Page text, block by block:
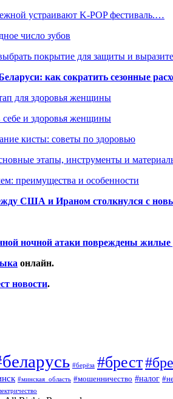
устраивают K-POP фестиваль.…
число зубов
покрытие для защиты и
как сократить сезонные
для здоровья женщины
себе и здоровья женщины
кисты: советы по здоровью
этапы, инструменты и
преимущества и особенности
США и Ираном столкнулся с
ночной атаки повреждены жилые
онлайн.
новости.
#берёза #брест
#минская_область #мошенничество #налог